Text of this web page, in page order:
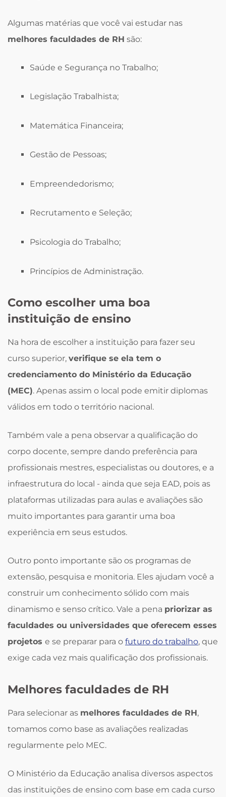
Algumas matérias que você vai estudar nas
melhores faculdades de RH são:
Saúde e Segurança no Trabalho;
Legislação Trabalhista;
Matemática Financeira;
Gestão de Pessoas;
Empreendedorismo;
Recrutamento e Seleção;
Psicologia do Trabalho;
Princípios de Administração.
Como escolher uma boa
instituição de ensino
Na hora de escolher a instituição para fazer seu
curso superior, verifique se ela tem o
credenciamento do Ministério da Educação
(MEC). Apenas assim o local pode emitir diplomas
válidos em todo o território nacional.
Também vale a pena observar a qualificação do
corpo docente, sempre dando preferência para
profissionais mestres, especialistas ou doutores, e a
infraestrutura do local - ainda que seja EAD, pois as
plataformas utilizadas para aulas e avaliações são
muito importantes para garantir uma boa
experiência em seus estudos.
Outro ponto importante são os programas de
extensão, pesquisa e monitoria. Eles ajudam você a
construir um conhecimento sólido com mais
dinamismo e senso crítico. Vale a pena priorizar as
faculdades ou universidades que oferecem esses
projetos e se preparar para o futuro do trabalho, que
exige cada vez mais qualificação dos profissionais.
Melhores faculdades de RH
Para selecionar as melhores faculdades de RH,
tomamos como base as avaliações realizadas
regularmente pelo MEC.
O Ministério da Educação analisa diversos aspectos
das instituições de ensino com base em cada curso